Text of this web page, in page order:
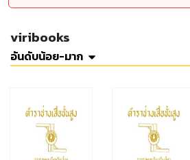
viribooks
อันดับน้อย-มาก